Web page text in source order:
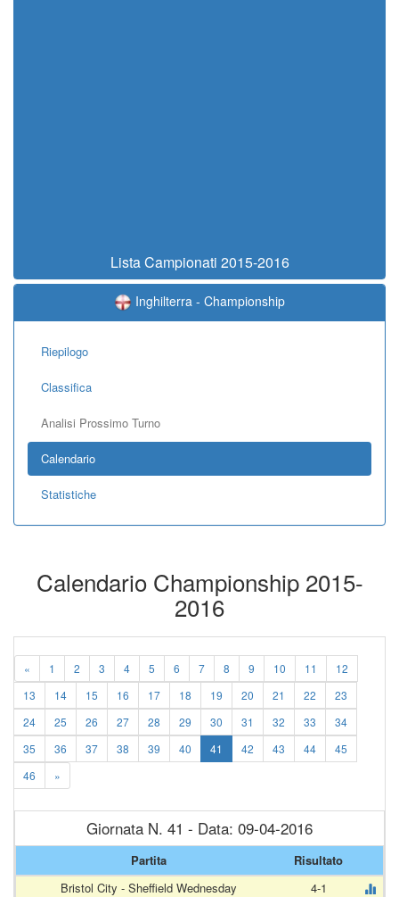
Lista Campionati 2015-2016
Inghilterra - Championship
Riepilogo
Classifica
Analisi Prossimo Turno
Calendario
Statistiche
Calendario Championship 2015-
2016
« 1 2 3 4 5 6 7 8 9 10 11
12
13
14 15 16 17 18 19 20 21 22
23
24
25 26 27 28 29 30 31 32 33
34
35
36 37 38 39 40 41 42 43 44
45
46
»
Giornata N. 41 - Data: 09-04-2016
Partita
Risultato
Bristol City - Sheffield Wednesday
4-1